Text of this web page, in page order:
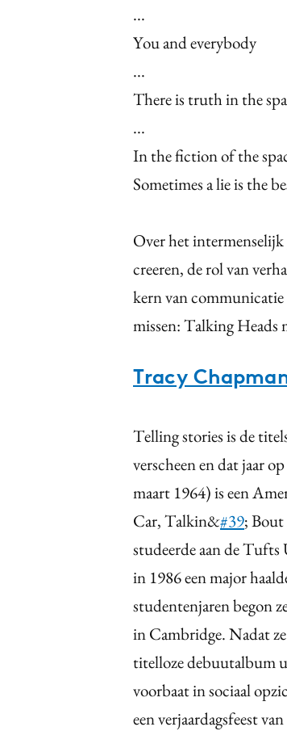
...
You and everybody
...
There is truth in the
...
In the fiction of the
Sometimes a lie is the
Over het
creeren, de rol van
kern van
missen: Talking
Tracy
Telling stories is de
verscheen en dat jaar
maart 1964) is een
Car, Talkin&#39;
studeerde aan de
in 1986 een major
studentenjaren begon
in Cambridge. Nadat
titelloze debuutalbum
voorbaat in sociaal
een verjaardagsfeest